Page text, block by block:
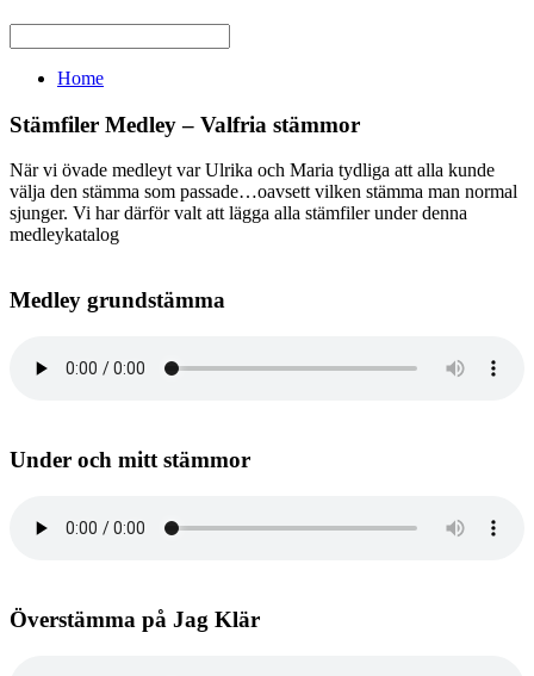
Home
Stämfiler Medley – Valfria stämmor
När vi övade medleyt var Ulrika och Maria tydliga att alla kunde
välja den stämma som passade…oavsett vilken stämma man normal
sjunger. Vi har därför valt att lägga alla stämfiler under denna
medleykatalog
Medley grundstämma
Under och mitt stämmor
Överstämma på Jag Klär